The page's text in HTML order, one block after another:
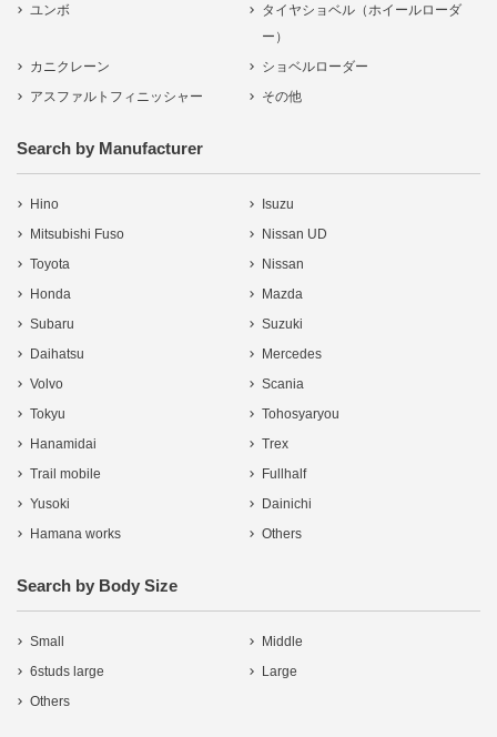
ユンボ
タイヤショベル（ホイールローダ
ー）
カニクレーン
ショベルローダー
アスファルトフィニッシャー
その他
Search by Manufacturer
Hino
Isuzu
Mitsubishi Fuso
Nissan UD
Toyota
Nissan
Honda
Mazda
Subaru
Suzuki
Daihatsu
Mercedes
Volvo
Scania
Tokyu
Tohosyaryou
Hanamidai
Trex
Trail mobile
Fullhalf
Yusoki
Dainichi
Hamana works
Others
Search by Body Size
Small
Middle
6studs large
Large
Others